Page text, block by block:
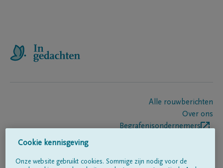
Alle rouwberichten
Over ons
Begrafenisondernemers
Cookie kennisgeving
Onze website gebruikt cookies. Sommige zijn nodig voor de